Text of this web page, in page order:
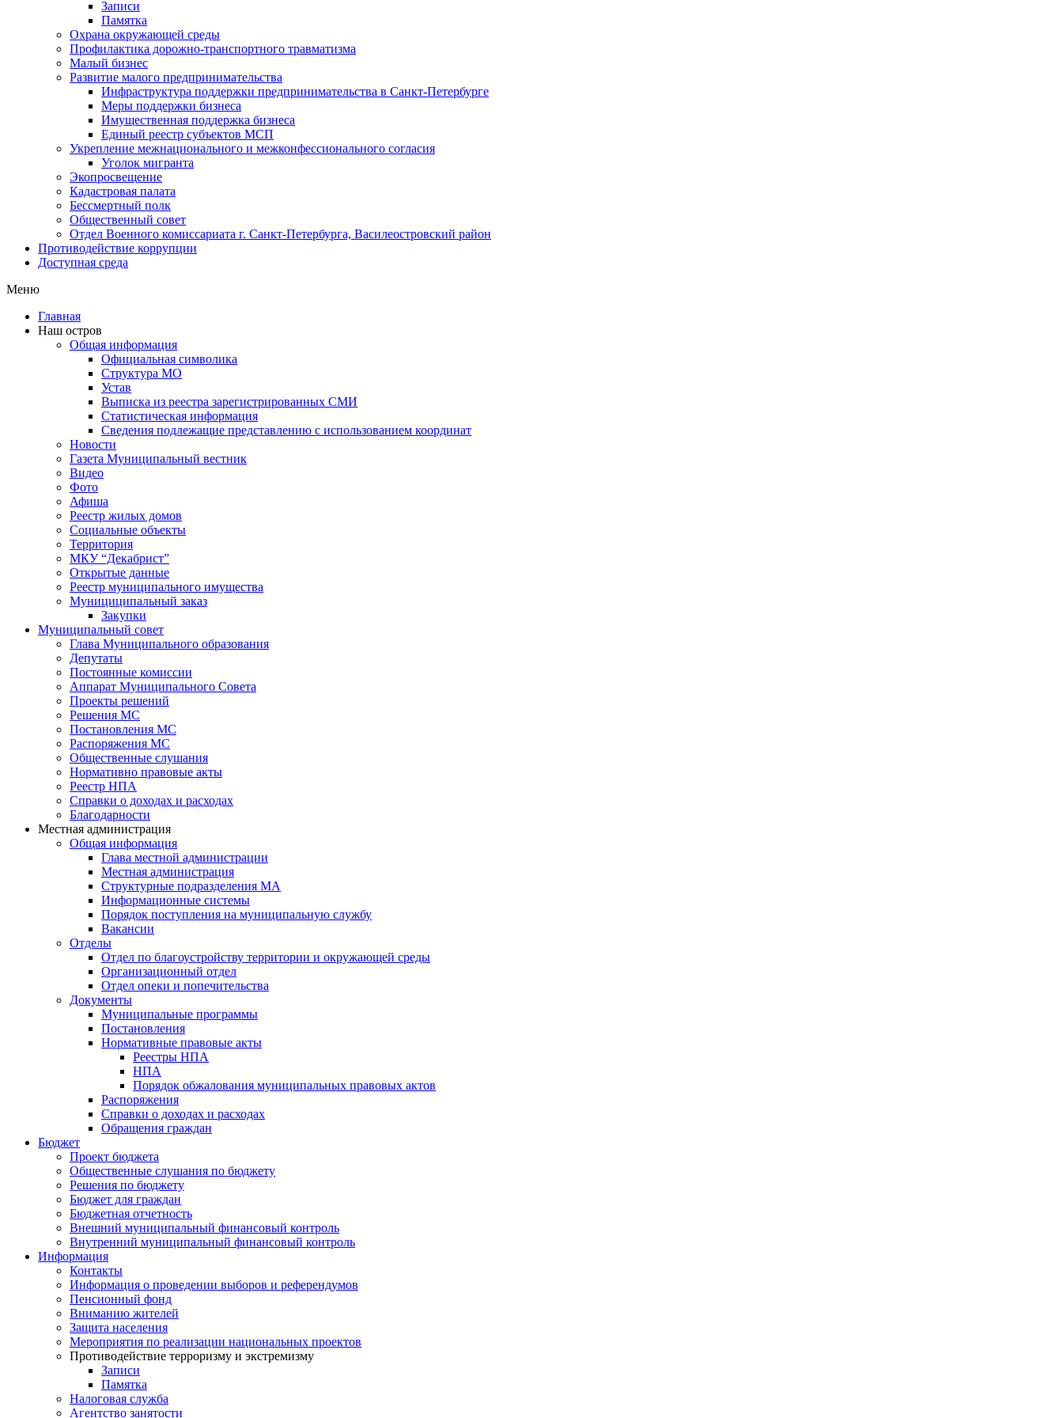
Записи
Памятка
Охрана окружающей среды
Профилактика дорожно-транспортного травматизма
Малый бизнес
Развитие малого предпринимательства
Инфраструктура поддержки предпринимательства в Санкт-Петербурге
Меры поддержки бизнеса
Имущественная поддержка бизнеса
Единый реестр субъектов МСП
Укрепление межнационального и межконфессионального согласия
Уголок мигранта
Экопросвещение
Кадастровая палата
Бессмертный полк
Общественный совет
Отдел Военного комиссариата г. Санкт-Петербурга, Василеостровский район
Противодействие коррупции
Доступная среда
Меню
Главная
Наш остров
Общая информация
Официальная символика
Структура МО
Устав
Выписка из реестра зарегистрированных СМИ
Статистическая информация
Сведения подлежащие представлению с использованием координат
Новости
Газета Муниципальный вестник
Видео
Фото
Афиша
Реестр жилых домов
Социальные объекты
Территория
МКУ “Декабрист”
Открытые данные
Реестр муниципального имущества
Мунициципальный заказ
Закупки
Муниципальный совет
Глава Муниципального образования
Депутаты
Постоянные комиссии
Аппарат Муниципального Совета
Проекты решений
Решения МС
Постановления МС
Распоряжения МС
Общественные слушания
Нормативно правовые акты
Реестр НПА
Справки о доходах и расходах
Благодарности
Местная администрация
Общая информация
Глава местной администрации
Местная администрация
Структурные подразделения МА
Информационные системы
Порядок поступления на муниципальную службу
Вакансии
Отделы
Отдел по благоустройству территории и окружающей среды
Организационный отдел
Отдел опеки и попечительства
Документы
Муниципальные программы
Постановления
Нормативные правовые акты
Реестры НПА
НПА
Порядок обжалования муниципальных правовых актов
Распоряжения
Справки о доходах и расходах
Обращения граждан
Бюджет
Проект бюджета
Общественные слушания по бюджету
Решения по бюджету
Бюджет для граждан
Бюджетная отчетность
Внешний муниципальный финансовый контроль
Внутренний муниципальный финансовый контроль
Информация
Контакты
Информация о проведении выборов и референдумов
Пенсионный фонд
Вниманию жителей
Защита населения
Мероприятия по реализации национальных проектов
Противодействие терроризму и экстремизму
Записи
Памятка
Налоговая служба
Агентство занятости